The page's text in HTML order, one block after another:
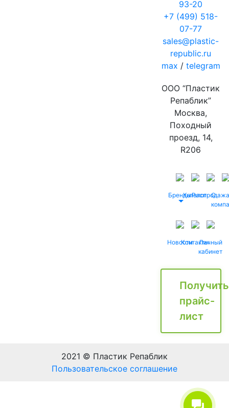
93-20
+7 (499) 518-
07-77
sales@plastic-
republic.ru
max / telegram
ООО “Пластик
Репаблик”
Москва,
Походный
проезд, 14,
R206
БрендыКаталог
Распродажа
О
НовостиКонтактыЛичный
кабинет
Получить
прайс-
лист
2021 © Пластик Репаблик
Пользовательское соглашение